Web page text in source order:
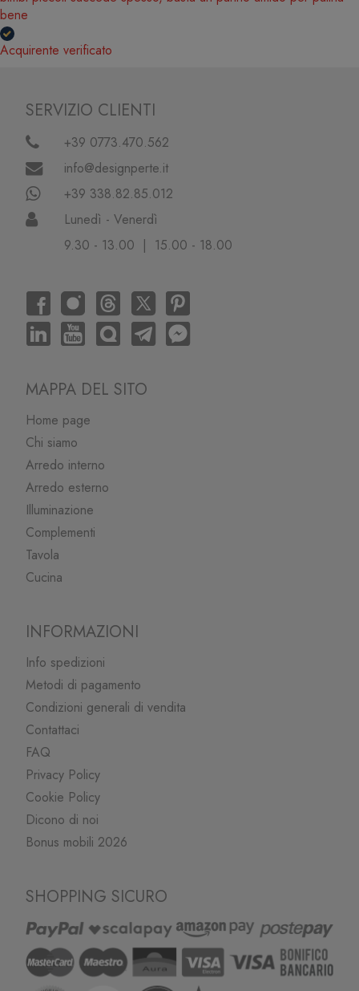
bene
Acquirente verificato
SERVIZIO CLIENTI
+39 0773.470.562
info@designperte.it
+39 338.82.85.012
Lunedì - Venerdì
9.30 - 13.00 | 15.00 - 18.00
MAPPA DEL SITO
Home page
Chi siamo
Arredo interno
Arredo esterno
Illuminazione
Complementi
Tavola
Cucina
INFORMAZIONI
Info spedizioni
Metodi di pagamento
Condizioni generali di vendita
Contattaci
FAQ
Privacy Policy
Cookie Policy
Dicono di noi
Bonus mobili 2026
SHOPPING SICURO